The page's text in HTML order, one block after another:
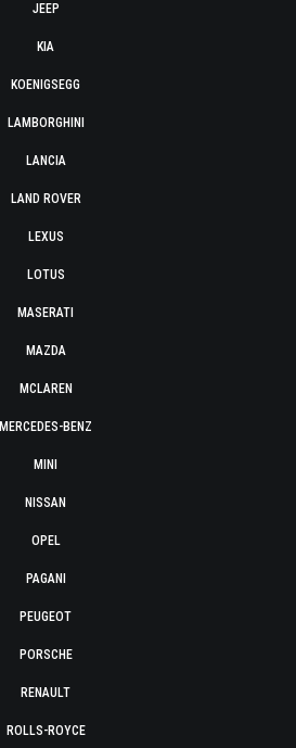
JEEP
KIA
KOENIGSEGG
LAMBORGHINI
LANCIA
LAND ROVER
LEXUS
LOTUS
MASERATI
MAZDA
MCLAREN
MERCEDES-BENZ
MINI
NISSAN
OPEL
PAGANI
PEUGEOT
PORSCHE
RENAULT
ROLLS-ROYCE